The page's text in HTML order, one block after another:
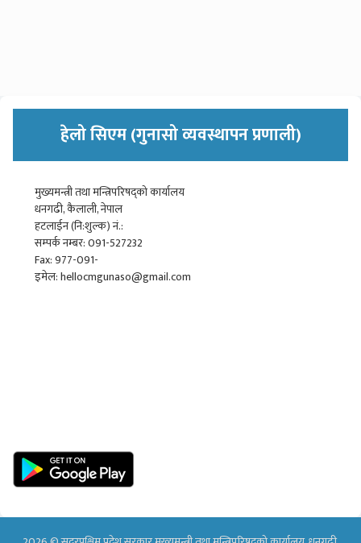
हेलो सिएम (गुनासो व्यवस्थापन प्रणाली)
मुख्यमन्त्री तथा मन्त्रिपरिषद्को कार्यालय
धनगढी, कैलाली, नेपाल
हटलाईन (नि:शुल्क) नं.:
सम्पर्क नम्बर: 091-527232
Fax: 977-091-
इमेल: hellocmgunaso@gmail.com